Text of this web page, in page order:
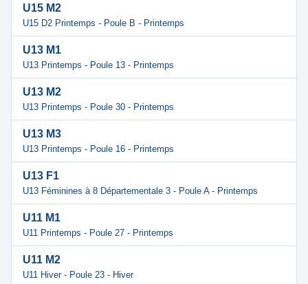
U15 M2
U15 D2 Printemps - Poule B - Printemps
U13 M1
U13 Printemps - Poule 13 - Printemps
U13 M2
U13 Printemps - Poule 30 - Printemps
U13 M3
U13 Printemps - Poule 16 - Printemps
U13 F1
U13 Féminines à 8 Départementale 3 - Poule A - Printemps
U11 M1
U11 Printemps - Poule 27 - Printemps
U11 M2
U11 Hiver - Poule 23 - Hiver